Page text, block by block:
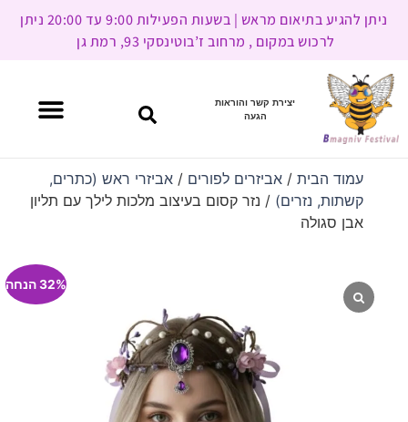
ניתן להגיע בתיאום מראש | בשעות הפעילות 9:00 עד 20:00 ניתן
לרכוש במקום , מרחוב ז’בוטינסקי 93, רמת גן
יצירת קשר והוראות
הגעה
עמוד הבית/ אביזרים לפורים / אביזרי ראש (כתרים,
קשתות, נזרים) / נזר קסום בעיצוב מלכות לילך עם תליון
אבן סגולה
32% הנחה